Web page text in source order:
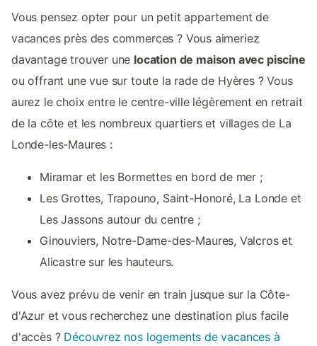
Vous pensez opter pour un petit appartement de
vacances près des commerces ? Vous aimeriez
davantage trouver une location de maison avec piscine
ou offrant une vue sur toute la rade de Hyères ? Vous
aurez le choix entre le centre-ville légèrement en retrait
de la côte et les nombreux quartiers et villages de La
Londe-les-Maures :
Miramar et les Bormettes en bord de mer ;
Les Grottes, Trapouno, Saint-Honoré, La Londe et
Les Jassons autour du centre ;
Ginouviers, Notre-Dame-des-Maures, Valcros et
Alicastre sur les hauteurs.
Vous avez prévu de venir en train jusque sur la Côte-
d'Azur et vous recherchez une destination plus facile
d'accès ? Découvrez nos logements de vacances à